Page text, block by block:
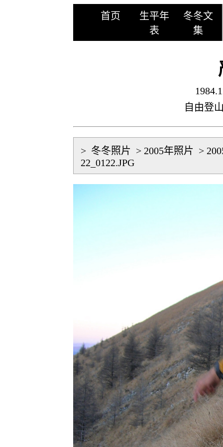
首页
生平年
表
冬冬文
集
自由登
> 冬冬照片 > 2005年照片 >
22_0122.JPG